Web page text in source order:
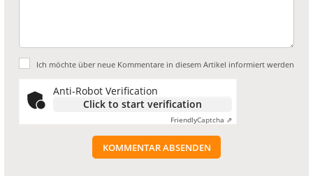
Ich möchte über neue Kommentare in diesem Artikel informiert werden
Anti-Robot Verification
Click to start verification
FriendlyCaptcha ⇗
KOMMENTAR ABSENDEN